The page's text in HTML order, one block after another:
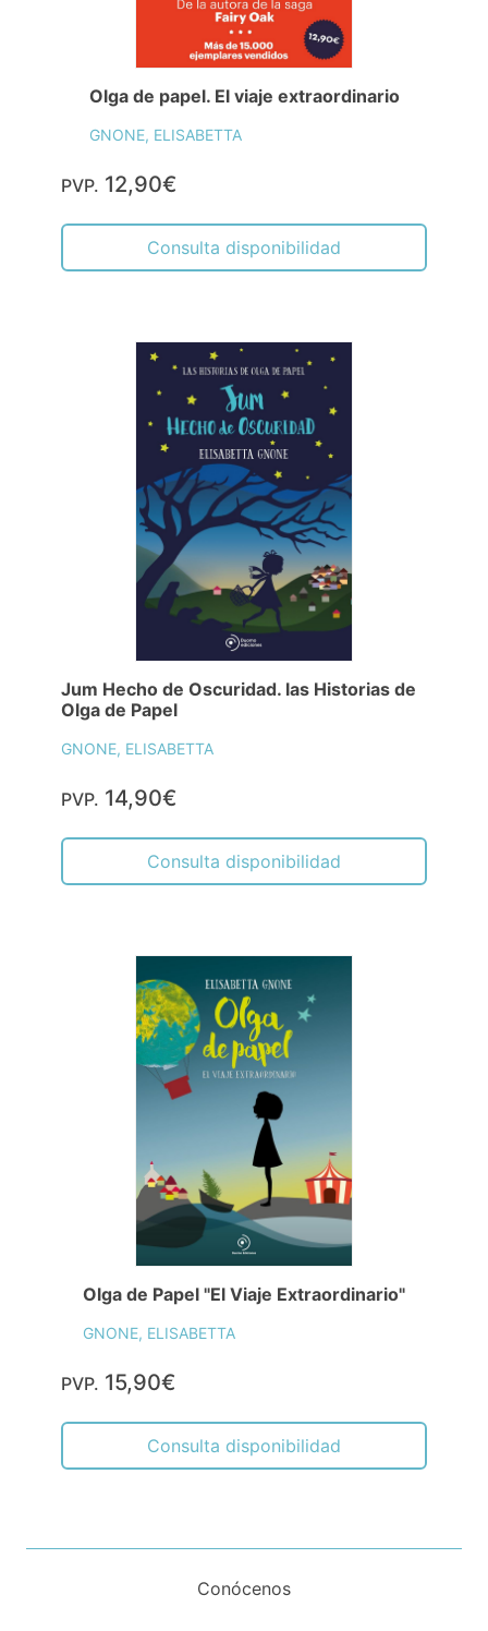
Olga de papel. El viaje extraordinario
GNONE, ELISABETTA
PVP. 12,90€
Consulta disponibilidad
Jum Hecho de Oscuridad. las Historias de
Olga de Papel
GNONE, ELISABETTA
PVP. 14,90€
Consulta disponibilidad
Olga de Papel "El Viaje Extraordinario"
GNONE, ELISABETTA
PVP. 15,90€
Consulta disponibilidad
Conócenos